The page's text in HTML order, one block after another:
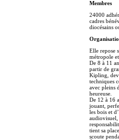
Membres
24000
cadres
diocésains
Elle repose
métropole
De 8 à 11
partir de
Kipling,
techniques
avec pleins
heureuse.
De 12 à 16
jouant,
les bois et
audiovisuel,
tient sa
scoute